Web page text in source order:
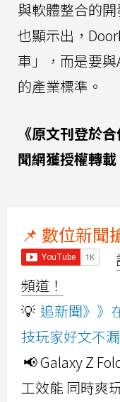
與軟體整合的
也顯示出，
車」，而是要
的產業標準。
《原文刊登於
聞網獲授權轉載
📌 數位新聞
頻道！
💡 追新聞》》
技玩家好文不漏
📢 Galaxy Z
工效能 同時爽